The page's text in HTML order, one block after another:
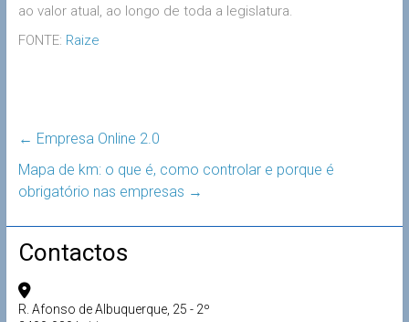
ao valor atual, ao longo de toda a legislatura.
FONTE: Raize
← Empresa Online 2.0
Mapa de km: o que é, como controlar e porque é
obrigatório nas empresas →
Contactos
R. Afonso de Albuquerque, 25 - 2º